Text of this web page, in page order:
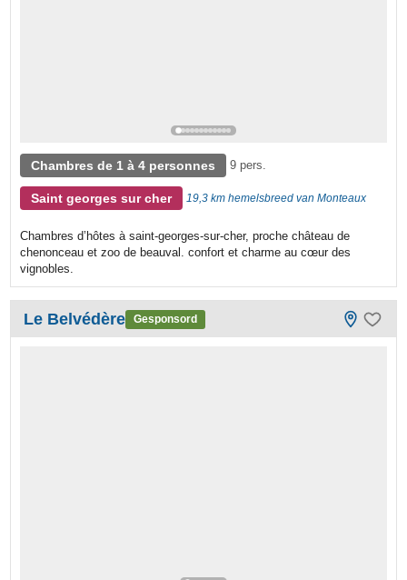
Chambres de 1 à 4 personnes 9 pers.
Saint georges sur cher 19,3 km hemelsbreed van Monteaux
Chambres d’hôtes à saint-georges-sur-cher, proche château de
chenonceau et zoo de beauval. confort et charme au cœur des
vignobles.
Le Belvédère Gesponsord